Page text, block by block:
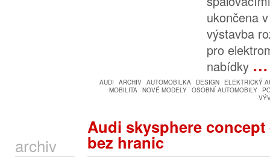
ukončena
výstavba
pro
nabídky …
AUDI ARCHIV AUTOMOBILKA DESIGN
ELEKTRICKÝ
MOBILITA NOVÉ MODELY OSOBNÍ AUTOMOBILY
Audi skysphere
bez hranic
archiv